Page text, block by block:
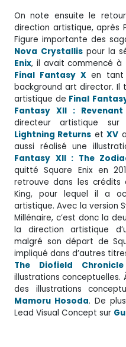
On note ensuite le retour
direction artistique, après
Figure importante des
Nova Crystallis pour la
Enix, il avait commencé à
Final Fantasy Xen tant
background art director. Il
artistique de Final
Fantasy XII : Revenant
directeur artistique sur
Lightning Returns etXV
aussi réalisé une
Fantasy XII : The
quitté Square Enix en
retrouve dans les crédits
King, pour lequel il a
artistique. Avec la version
Millénaire, c’est donc la
la direction artistique
malgré son départ de
impliqué dans d’autres
The Diofield Chronicle
illustrations conceptuelles.
des illustrations
Mamoru Hosoda. De
Lead Visual Concept sur